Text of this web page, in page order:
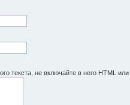
текста, не включайте в него HTML